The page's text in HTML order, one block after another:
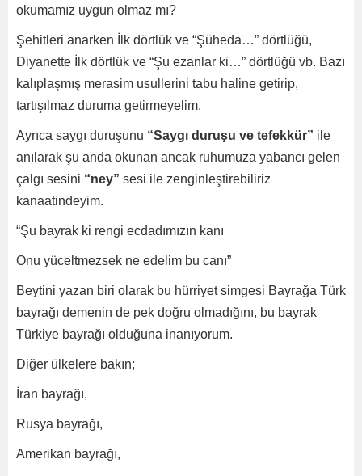
okumamız uygun olmaz mı?
Şehitleri anarken İlk dörtlük ve “Şüheda…” dörtlüğü,
Diyanette İlk dörtlük ve “Şu ezanlar ki…” dörtlüğü vb. Bazı
kalıplaşmış merasim usullerini tabu haline getirip,
tartışılmaz duruma getirmeyelim.
Ayrıca saygı duruşunu “Saygı duruşu ve tefekkür” ile
anılarak şu anda okunan ancak ruhumuza yabancı gelen
çalgı sesini “ney” sesi ile zenginleştirebiliriz
kanaatindeyim.
“Şu bayrak ki rengi ecdadımızın kanı
Onu yüceltmezsek ne edelim bu canı”
Beytini yazan biri olarak bu hürriyet simgesi Bayrağa Türk
bayrağı demenin de pek doğru olmadığını, bu bayrak
Türkiye bayrağı olduğuna inanıyorum.
Diğer ülkelere bakın;
İran bayrağı,
Rusya bayrağı,
Amerikan bayrağı,